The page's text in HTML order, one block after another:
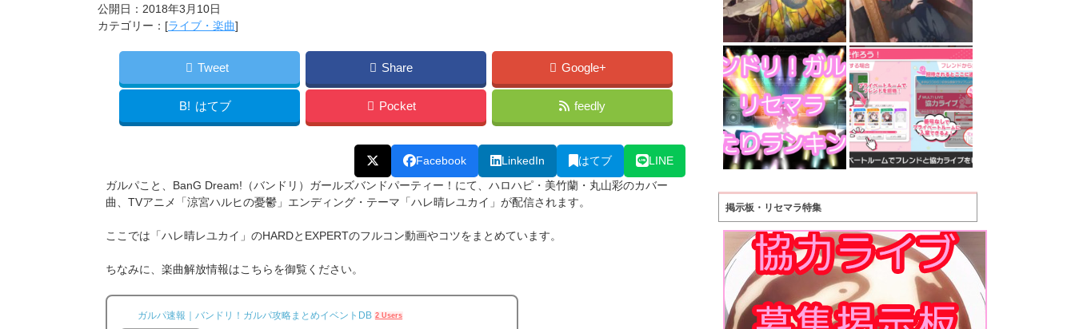
公開日： 2018年3月10日
カテゴリー：[ライブ・楽曲]
Tweet Share Google+
B! はてブ Pocket feedly
Facebook LinkedIn はてブ
LINE
ガルパこと、BanG Dream!（バンドリ）ガールズバンドパーティー！にて、ハロハピ・美竹蘭・丸山彩のカバー
曲、TVアニメ「涼宮ハルヒの憂鬱」エンディング・テーマ「ハレ晴レユカイ」が配信されます。
ここでは「ハレ晴レユカイ」のHARDとEXPERTのフルコン動画やコツをまとめています。
ちなみに、楽曲解放情報はこちらを御覧ください。
ガルパ速報｜バンドリ！ガルパ攻略まとめイベントDB 2 Users
掲示板・リセマラ特集